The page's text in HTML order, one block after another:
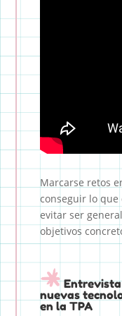
Marcarse retos
conseguir lo que
evitar ser
objetivos
Entrevista
nuevas
en la TPA